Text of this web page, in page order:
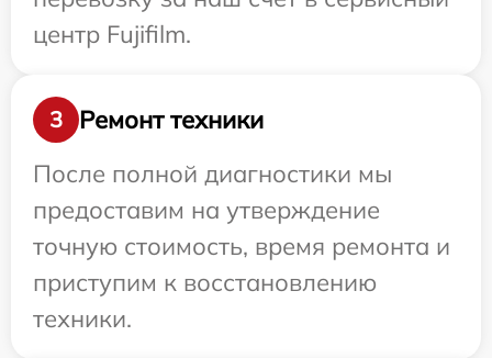
центр Fujifilm.
3
Ремонт техники
После полной диагностики мы
предоставим на утверждение
точную стоимость, время ремонта и
приступим к восстановлению
техники.